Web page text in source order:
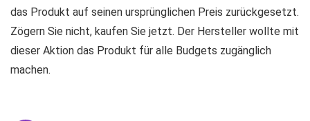
das Produkt auf seinen ursprünglichen Preis zurückgesetzt.
Zögern Sie nicht, kaufen Sie jetzt. Der Hersteller wollte mit
dieser Aktion das Produkt für alle Budgets zugänglich
machen.